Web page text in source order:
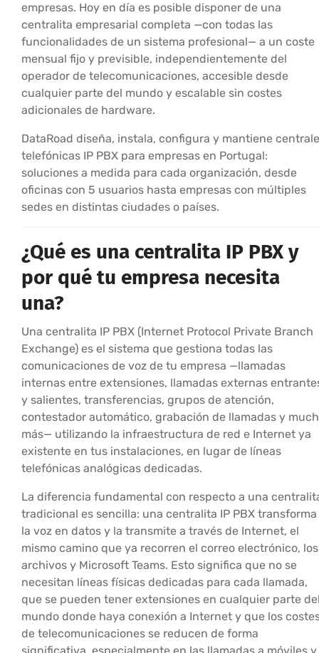
empresas. Hoy en día es posible disponer de una
centralita empresarial completa —con todas las
funcionalidades de un sistema profesional— a un coste
mensual fijo y previsible, independientemente del
operador de telecomunicaciones, accesible desde
cualquier parte del mundo y escalable sin costes
adicionales de hardware.
DataRoad diseña, instala, configura y mantiene
telefónicas IP PBX para empresas en Portugal:
soluciones a medida para cada organización, desde
oficinas con 5 usuarios hasta empresas con múltiples
sedes en distintas ciudades o países.
¿Qué es una centralita IP PBX y
por qué tu empresa necesita
una?
Una centralita IP PBX (Internet Protocol Private Branch
Exchange) es el sistema que gestiona todas las
comunicaciones de voz de tu empresa —llamadas
internas entre extensiones, llamadas externas
y salientes, transferencias, grupos de atención,
contestador automático, grabación de llamadas y
más— utilizando la infraestructura de red e Internet ya
existente en tus instalaciones, en lugar de líneas
telefónicas analógicas dedicadas.
La diferencia fundamental con respecto a una
tradicional es sencilla: una centralita IP PBX transforma
la voz en datos y la transmite a través de Internet, el
mismo camino que ya recorren el correo electrónico, los
archivos y Microsoft Teams. Esto significa que no se
necesitan líneas físicas dedicadas para cada llamada,
que se pueden tener extensiones en cualquier parte
mundo donde haya conexión a Internet y que los
de telecomunicaciones se reducen de forma